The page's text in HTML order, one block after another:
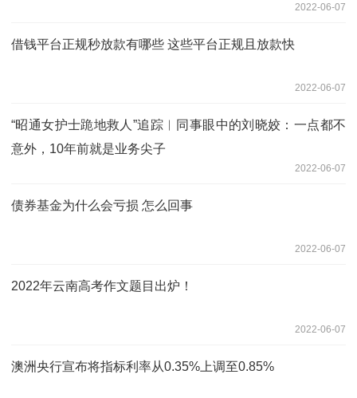
2022-06-07
借钱平台正规秒放款有哪些 这些平台正规且放款快
2022-06-07
“昭通女护士跪地救人”追踪︱同事眼中的刘晓姣：一点都不
意外，10年前就是业务尖子
2022-06-07
债券基金为什么会亏损 怎么回事
2022-06-07
2022年云南高考作文题目出炉！
2022-06-07
澳洲央行宣布将指标利率从0.35%上调至0.85%